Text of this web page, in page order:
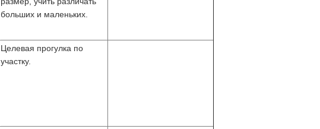
больших и маленьких.
Целевая прогулка по
участку.